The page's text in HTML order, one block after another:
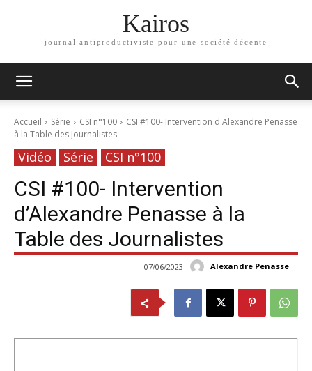
Kairos
journal antiproductiviste pour une société décente
Accueil Série CSI n°100
CSI #100- Intervention d'Alexandre Penasse
à la Table des Journalistes
Vidéo Série CSI n°100
CSI #100- Intervention
d’Alexandre Penasse à la
Table des Journalistes
Alexandre Penasse
07/06/2023